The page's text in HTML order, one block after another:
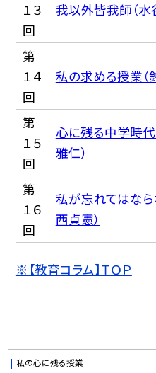
１３
回
我以外皆我師（水
第
１４
回
私の求める授業（
第
１５
回
心に残る中学時代
雅仁）
第
１６
回
私が忘れてはなら
西貞憲）
※【教育コラム】ＴＯＰ
私の心に残る授業